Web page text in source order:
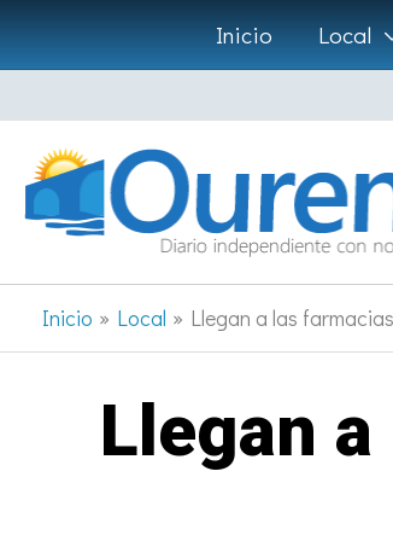
Ir
al
contenido
Inicio Local
Inicio Local Llegan a las
Llegan